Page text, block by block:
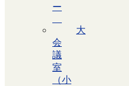
ー
大
会
議
室
（小